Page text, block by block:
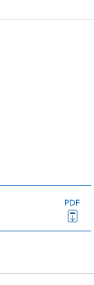
PDF